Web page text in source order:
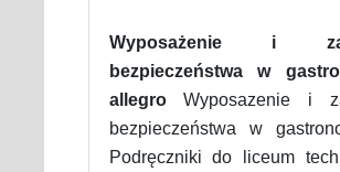
Wyposażenie i
bezpieczeństwa w
allegroWyposazenie i
bezpieczeństwa w
Podręczniki do liceum